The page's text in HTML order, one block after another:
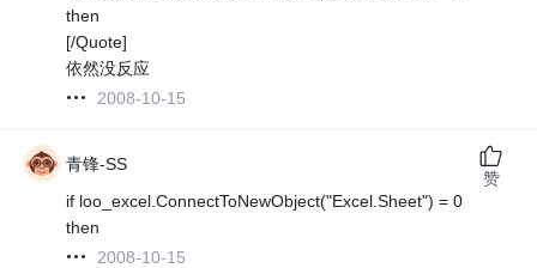
then
[/Quote]
依然没反应
2008-10-15
青锋-SS
if loo_excel.ConnectToNewObject("Excel.Sheet") = 0
then
2008-10-15
赞